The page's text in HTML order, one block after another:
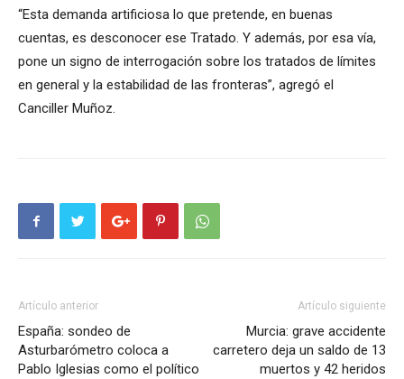
“Esta demanda artificiosa lo que pretende, en buenas
cuentas, es desconocer ese Tratado. Y además, por esa vía,
pone un signo de interrogación sobre los tratados de límites
en general y la estabilidad de las fronteras”, agregó el
Canciller Muñoz.
Artículo anterior
España: sondeo de
Asturbarómetro coloca a
Pablo Iglesias como el político
Artículo siguiente
Murcia: grave accidente
carretero deja un saldo de 13
muertos y 42 heridos